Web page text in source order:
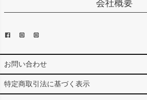
会社概要
お問い合わせ
特定商取引法に基づく表示